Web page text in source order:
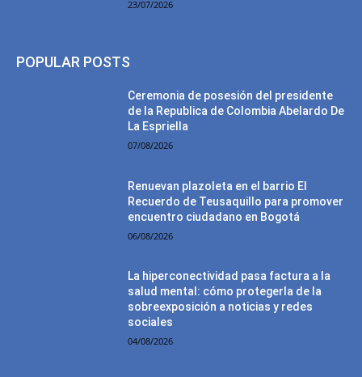
23/07/2026
POPULAR POSTS
Ceremonia de posesión del presidente
de la Republica de Colombia Abelardo De
La Espriella
07/08/2026
Renuevan plazoleta en el barrio El
Recuerdo de Teusaquillo para promover
encuentro ciudadano en Bogotá
06/08/2026
La hiperconectividad pasa factura a la
salud mental: cómo protegerla de la
sobreexposición a noticias y redes
sociales
04/08/2026